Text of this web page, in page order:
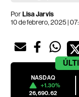
PorLisa Jarvis
10 de febrero, 2025 |
NASDAQ
+1.30%
26,690.62